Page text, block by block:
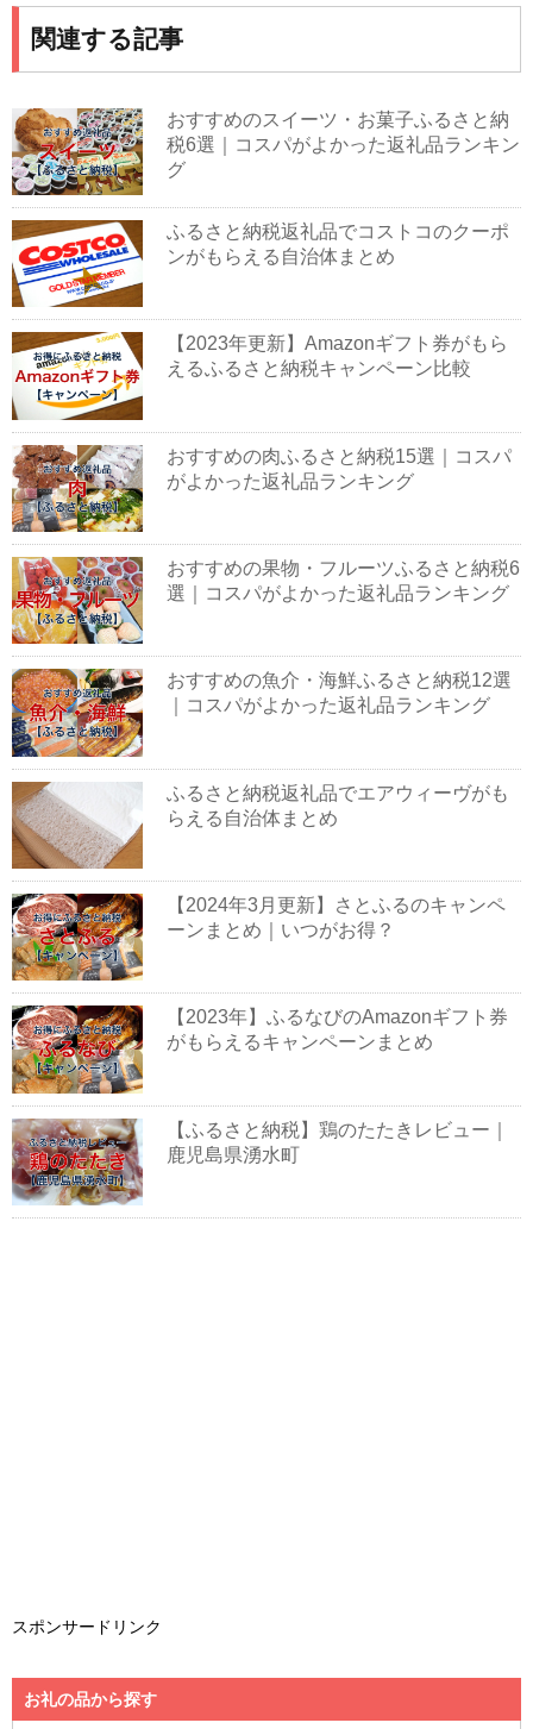
関連する記事
おすすめのスイーツ・お菓子ふるさと納
税6選｜コスパがよかった返礼品ランキン
グ
ふるさと納税返礼品でコストコのクーポ
ンがもらえる自治体まとめ
【2023年更新】Amazonギフト券がもら
えるふるさと納税キャンペーン比較
おすすめの肉ふるさと納税15選｜コスパ
がよかった返礼品ランキング
おすすめの果物・フルーツふるさと納税6
選｜コスパがよかった返礼品ランキング
おすすめの魚介・海鮮ふるさと納税12選
｜コスパがよかった返礼品ランキング
ふるさと納税返礼品でエアウィーヴがも
らえる自治体まとめ
【2024年3月更新】さとふるのキャンペ
ーンまとめ｜いつがお得？
【2023年】ふるなびのAmazonギフト券
がもらえるキャンペーンまとめ
【ふるさと納税】鶏のたたきレビュー｜
鹿児島県湧水町
スポンサードリンク
お礼の品から探す